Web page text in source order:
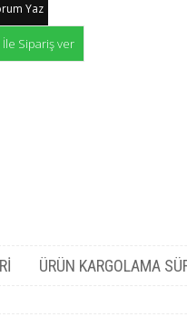
Yaz
Sipariş ver
ÜRÜN KARGOLAMA